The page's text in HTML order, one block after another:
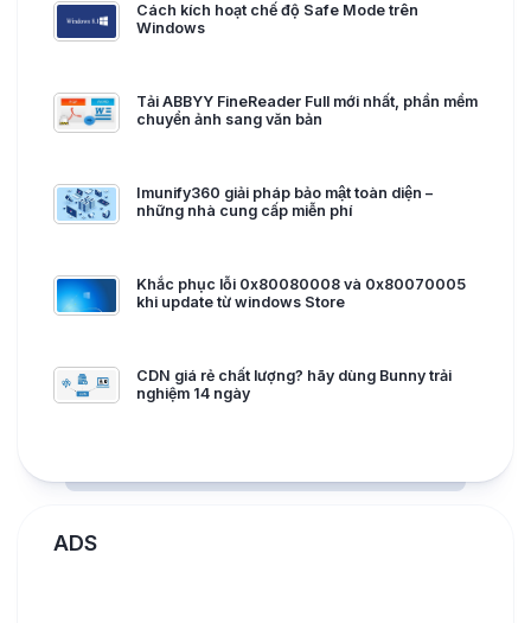
Cách kích hoạt chế độ Safe Mode trên
Windows
Tải ABBYY FineReader Full mới nhất, phần mềm
chuyển ảnh sang văn bản
Imunify360 giải pháp bảo mật toàn diện –
những nhà cung cấp miễn phí
Khắc phục lỗi 0x80080008 và 0x80070005
khi update từ windows Store
CDN giá rẻ chất lượng? hãy dùng Bunny trải
nghiệm 14 ngày
ADS